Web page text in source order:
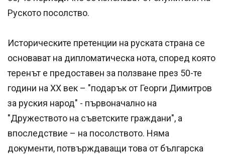
Руското посолство.
Историческите претенции на руската страна се
основават на дипломатическа нота, според която
теренът е предоставен за ползване през 50-те
години на ХХ век – "подарък от Георги Димитров
за руския народ" - първоначално на
"Дружеството на съветските граждани", а
впоследствие – на посолството. Няма
документи, потвърждаващи това от българска